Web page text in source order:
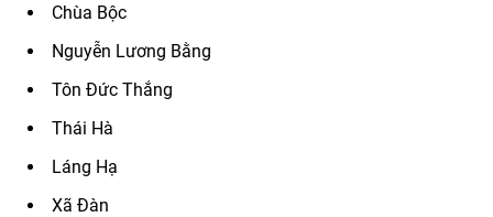
Chùa Bộc
Nguyễn Lương Bằng
Tôn Đức Thắng
Thái Hà
Láng Hạ
Xã Đàn